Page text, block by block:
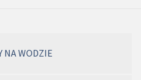
NA WODZIE